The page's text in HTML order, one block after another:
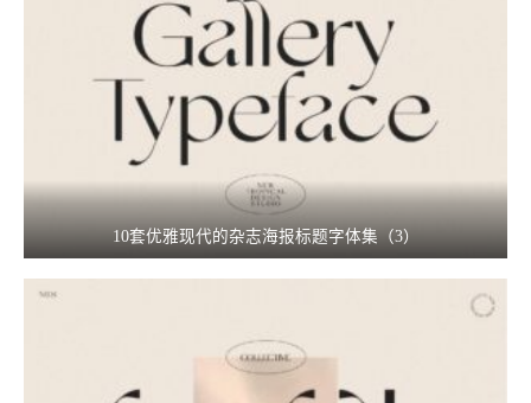
10套优雅现代的杂志海报标题字体集（3）